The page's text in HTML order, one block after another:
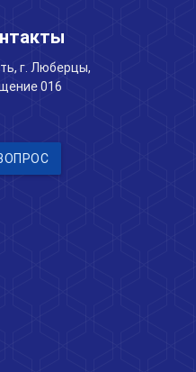
г. Люберцы,
016